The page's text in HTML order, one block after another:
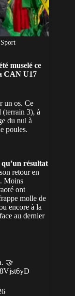
muselé ce
CAN U17
un os. Ce
3), à
du nul à
poules.
résultat
retour en
Moins
ont
molle de
encore à la
au dernier
🤝